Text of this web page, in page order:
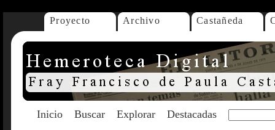
Proyecto Archivo Castañeda
Inicio Buscar Explorar Destacadas